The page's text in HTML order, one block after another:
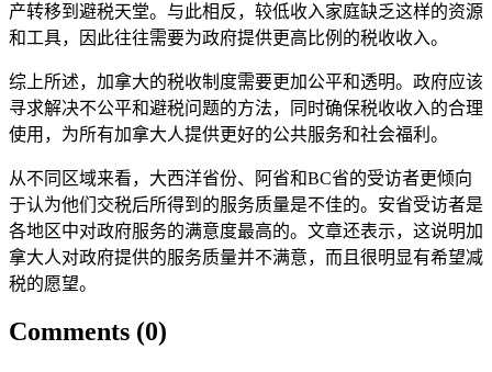
产转移到避税天堂。与此相反，较低收入家庭缺乏这样的资源
和工具，因此往往需要为政府提供更高比例的税收收入。
综上所述，加拿大的税收制度需要更加公平和透明。政府应该
寻求解决不公平和避税问题的方法，同时确保税收收入的合理
使用，为所有加拿大人提供更好的公共服务和社会福利。
从不同区域来看，大西洋省份、阿省和BC省的受访者更倾向
于认为他们交税后所得到的服务质量是不佳的。安省受访者是
各地区中对政府服务的满意度最高的。文章还表示，这说明加
拿大人对政府提供的服务质量并不满意，而且很明显有希望减
税的愿望。
Comments (0)